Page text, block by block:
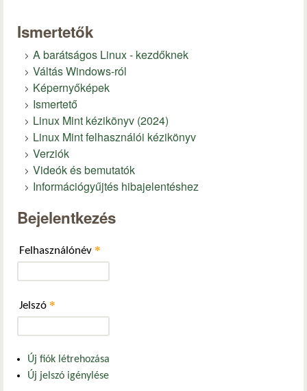
Ismertetők
A barátságos Linux - kezdőknek
Váltás Windows-ról
Képernyőképek
Ismertető
Linux Mint kézikönyv (2024)
Linux Mint felhasználói kézikönyv
Verziók
Videók és bemutatók
Információgyűjtés hibajelentéshez
Bejelentkezés
Felhasználónév *
Jelszó *
Új fiók létrehozása
Új jelszó igénylése